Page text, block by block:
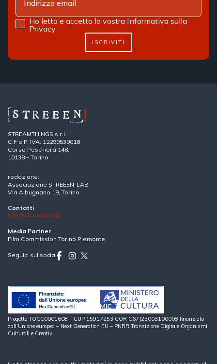
Ho letto e accetto la vostra Informativa sulla
Privacy
ISCRIVITI
STREAMTHINGS s.r.l.
C.F e P. IVA: 12290530018
Corso Peschiera 148,
10138 – Torino
redazione:
Associazione STREEEN-LAB
Via Albugnano 19, Torino
Contatti
info@streeen.org
Media Partner
Film Commission Torino Piemonte
Seguici sui social
Progetto TOCC0001608 – CUP 15917253 COR C67J23003100008 finanziato
dall’Unione europea – Next Generation EU – PNRR Transizione Digitale Organismi
Culturali e Creativi